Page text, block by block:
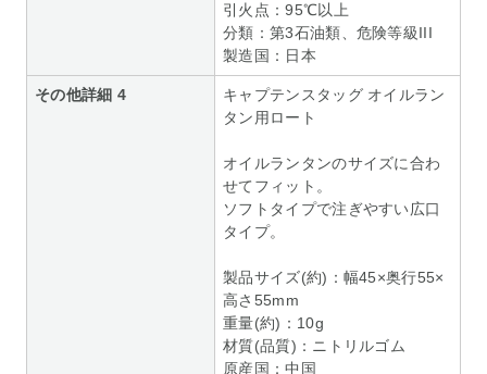
引火点：95℃以上
分類：第3石油類、危険等級III
製造国：日本
その他詳細 4
キャプテンスタッグ オイルラン
タン用ロート
オイルランタンのサイズに合わ
せてフィット。
ソフトタイプで注ぎやすい広口
タイプ。
製品サイズ(約)：幅45×奥行55×
高さ55mm
重量(約)：10g
材質(品質)：ニトリルゴム
原産国：中国